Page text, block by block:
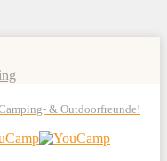
& Outdoorfreunde!